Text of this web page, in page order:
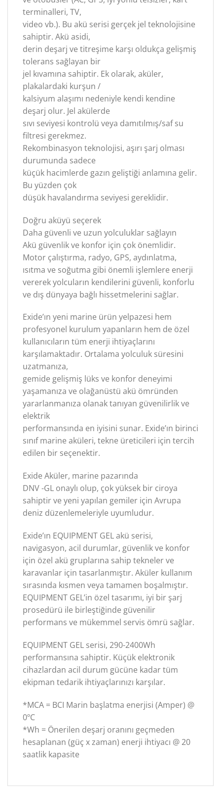
terminalleri, TV,
video vb.). Bu akü serisi gerçek jel teknolojisine
sahiptir. Akü asidi,
derin deşarj ve titreşime karşı oldukça gelişmiş
tolerans sağlayan bir
jel kıvamına sahiptir. Ek olarak, aküler,
plakalardaki kurşun /
kalsiyum alaşımı nedeniyle kendi kendine
deşarj olur. Jel akülerde
sıvı seviyesi kontrolü veya damıtılmış/saf su
filtresi gerekmez.
Rekombinasyon teknolojisi, aşırı şarj olması
durumunda sadece
küçük hacimlerde gazın geliştiği anlamına gelir.
Bu yüzden çok
düşük havalandırma seviyesi gereklidir.
Doğru aküyü seçerek
Daha güvenli ve uzun yolculuklar sağlayın
Akü güvenlik ve konfor için çok önemlidir.
Motor çalıştırma, radyo, GPS, aydınlatma,
ısıtma ve soğutma gibi önemli işlemlere enerji
vererek yolcuların kendilerini güvenli, konforlu
ve dış dünyaya bağlı hissetmelerini sağlar.
Exide’ın yeni marine ürün yelpazesi hem
profesyonel kurulum yapanların hem de özel
kullanıcıların tüm enerji ihtiyaçlarını
karşılamaktadır. Ortalama yolculuk süresini
uzatmanıza,
gemide gelişmiş lüks ve konfor deneyimi
yaşamanıza ve olağanüstü akü ömründen
yararlanmanıza olanak tanıyan güvenilirlik ve
elektrik
performansında en iyisini sunar. Exide’ın birinci
sınıf marine aküleri, tekne üreticileri için tercih
edilen bir seçenektir.
Exide Aküler, marine pazarında
DNV -GL onaylı olup, çok yüksek bir ciroya
sahiptir ve yeni yapılan gemiler için Avrupa
deniz düzenlemeleriyle uyumludur.
Exide’ın EQUIPMENT GEL akü serisi,
navigasyon, acil durumlar, güvenlik ve konfor
için özel akü gruplarına sahip tekneler ve
karavanlar için tasarlanmıştır. Aküler kullanım
sırasında kısmen veya tamamen boşalmıştır.
EQUIPMENT GEL’in özel tasarımı, iyi bir şarj
prosedürü ile birleştiğinde güvenilir
performans ve mükemmel servis ömrü sağlar.
EQUIPMENT GEL serisi, 290-2400Wh
performansına sahiptir. Küçük elektronik
cihazlardan acil durum gücüne kadar tüm
ekipman tedarik ihtiyaçlarınızı karşılar.
*MCA = BCI Marin başlatma enerjisi (Amper) @
0ºC
*Wh = Önerilen deşarj oranını geçmeden
hesaplanan (güç x zaman) enerji ihtiyacı @ 20
saatlik kapasite